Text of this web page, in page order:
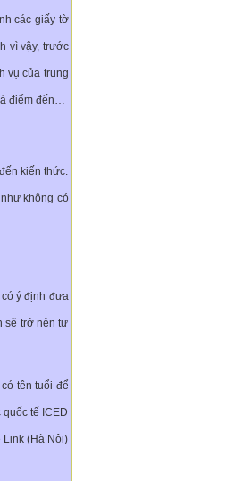
các giấy tờ
vì vậy, trước
vụ của trung
điểm đến…
kiến thức.
không có
ý định đưa
sẽ trở nên tự
tên tuổi để
tế ICED
Link (Hà Nội)